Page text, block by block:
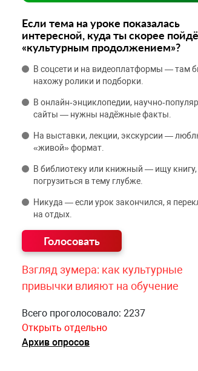
Если тема на уроке показалась
интересной, куда ты скорее
«культурным продолжением»?
В соцсети и на видеоплатформы — там
нахожу ролики и подборки.
В онлайн‑энциклопедии,
сайты — нужны надёжные факты.
На выставки, лекции, экскурсии —
«живой» формат.
В библиотеку или книжный — ищу
погрузиться в тему глубже.
Никуда — если урок закончился, я
на отдых.
Взгляд зумера: как культурные
привычки влияют на обучение
Всего проголосовало: 2237
Открыть отдельно
Архив опросов